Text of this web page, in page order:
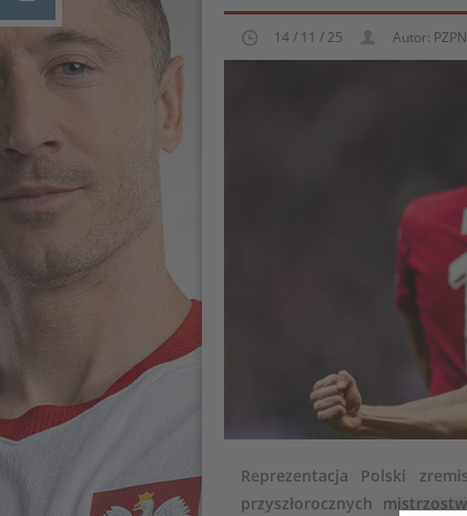
14 / 11 / 25 Autor: PZPN
Reprezentacja Polski
przyszłorocznych